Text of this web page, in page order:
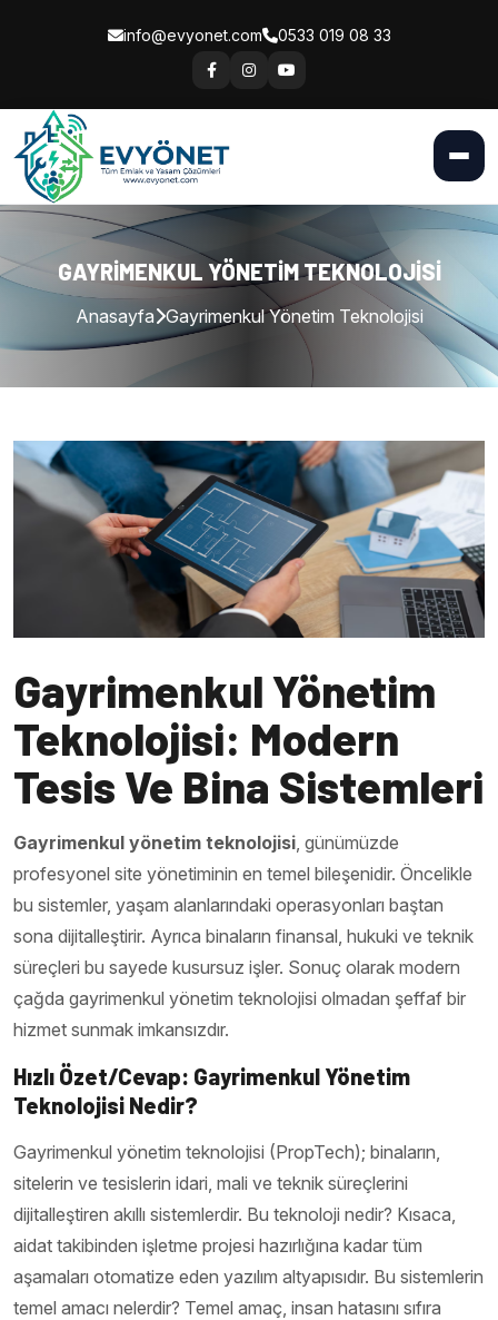
info@evyonet.com 0533 019 08 33
GAYRIMENKUL YÖNETIM TEKNOLOJISI
Anasayfa Gayrimenkul Yönetim Teknolojisi
Gayrimenkul Yönetim
Teknolojisi: Modern
Tesis Ve Bina Sistemleri
Gayrimenkul yönetim teknolojisi , günümüzde
profesyonel site yönetiminin en temel bileşenidir. Öncelikle
bu sistemler, yaşam alanlarındaki operasyonları baştan
sona dijitalleştirir. Ayrıca binaların finansal, hukuki ve teknik
süreçleri bu sayede kusursuz işler. Sonuç olarak modern
çağda gayrimenkul yönetim teknolojisi olmadan şeffaf bir
hizmet sunmak imkansızdır.
Hızlı Özet/Cevap: Gayrimenkul Yönetim
Teknolojisi Nedir?
Gayrimenkul yönetim teknolojisi (PropTech); binaların,
sitelerin ve tesislerin idari, mali ve teknik süreçlerini
dijitalleştiren akıllı sistemlerdir. Bu teknoloji nedir? Kısaca,
aidat takibinden işletme projesi hazırlığına kadar tüm
aşamaları otomatize eden yazılım altyapısıdır. Bu sistemlerin
temel amacı nelerdir? Temel amaç, insan hatasını sıfıra